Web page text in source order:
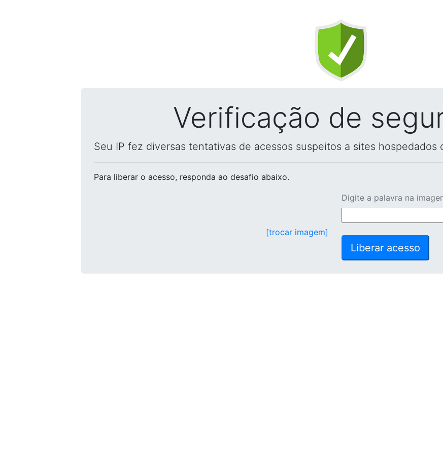
Verificação de
Seu IP fez diversas tentativas de acessos suspeitos a sites hospedados
Para liberar o acesso, responda ao desafio abaixo.
[trocar imagem]
Digite a palavra na